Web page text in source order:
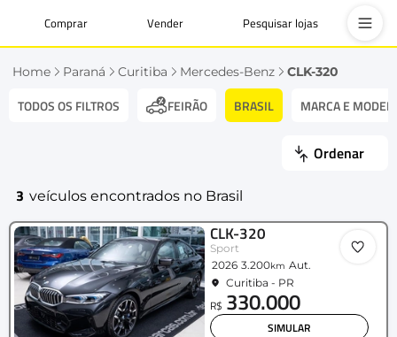
Comprar Vender Pesquisar lojas
Home Paraná Curitiba Mercedes-Benz CLK-320
TODOS OS FILTROS FEIRÃO BRASIL MARCA E
Ordenar
3 veículos encontrados no Brasil
CLK-320
Sport
2026 3.200km Aut.
Curitiba - PR
R$ 330.000
SIMULAR